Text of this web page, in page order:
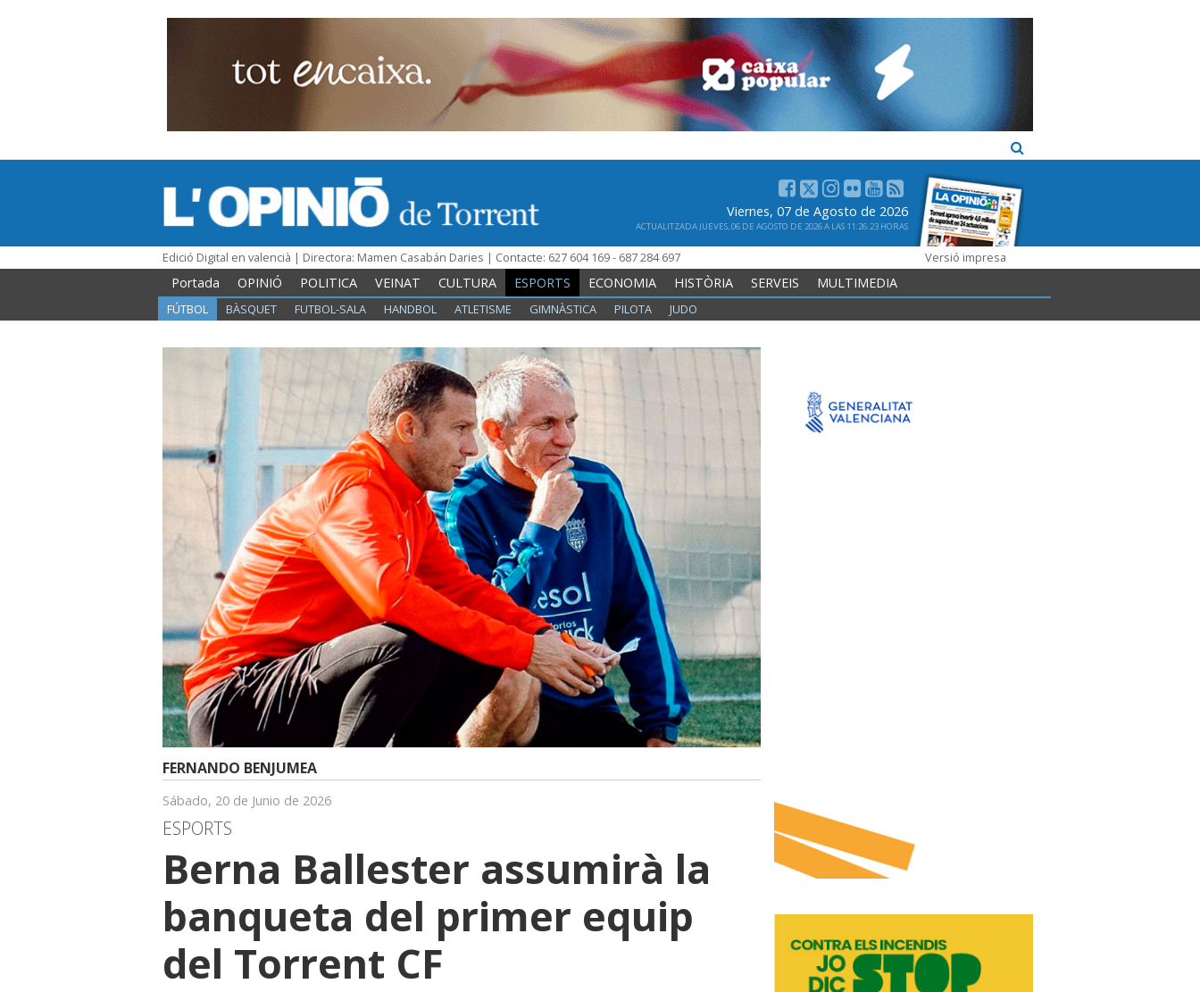
Viernes, 07 de Agosto de 2026
ACTUALITZADA JUEVES, 06 DE AGOSTO DE 2026 A LAS 11:26:23 HORAS
Edició Digital en valencià | Directora: Mamen Casabán Daries | Contacte: 627 604 169 - 687 284 697 Versió impresa
Portada OPINIÓ POLITICA VEINAT CULTURA ESPORTS ECONOMIA HISTÒRIA SERVEIS MULTIMEDIA
FÚTBOL BÀSQUET FUTBOL-SALA HANDBOL ATLETISME GIMNÀSTICA PILOTA JUDO
FERNANDO BENJUMEA
Sábado, 20 de Junio de 2026
ESPORTS
Berna Ballester assumirà la
banqueta del primer equip
del Torrent CF